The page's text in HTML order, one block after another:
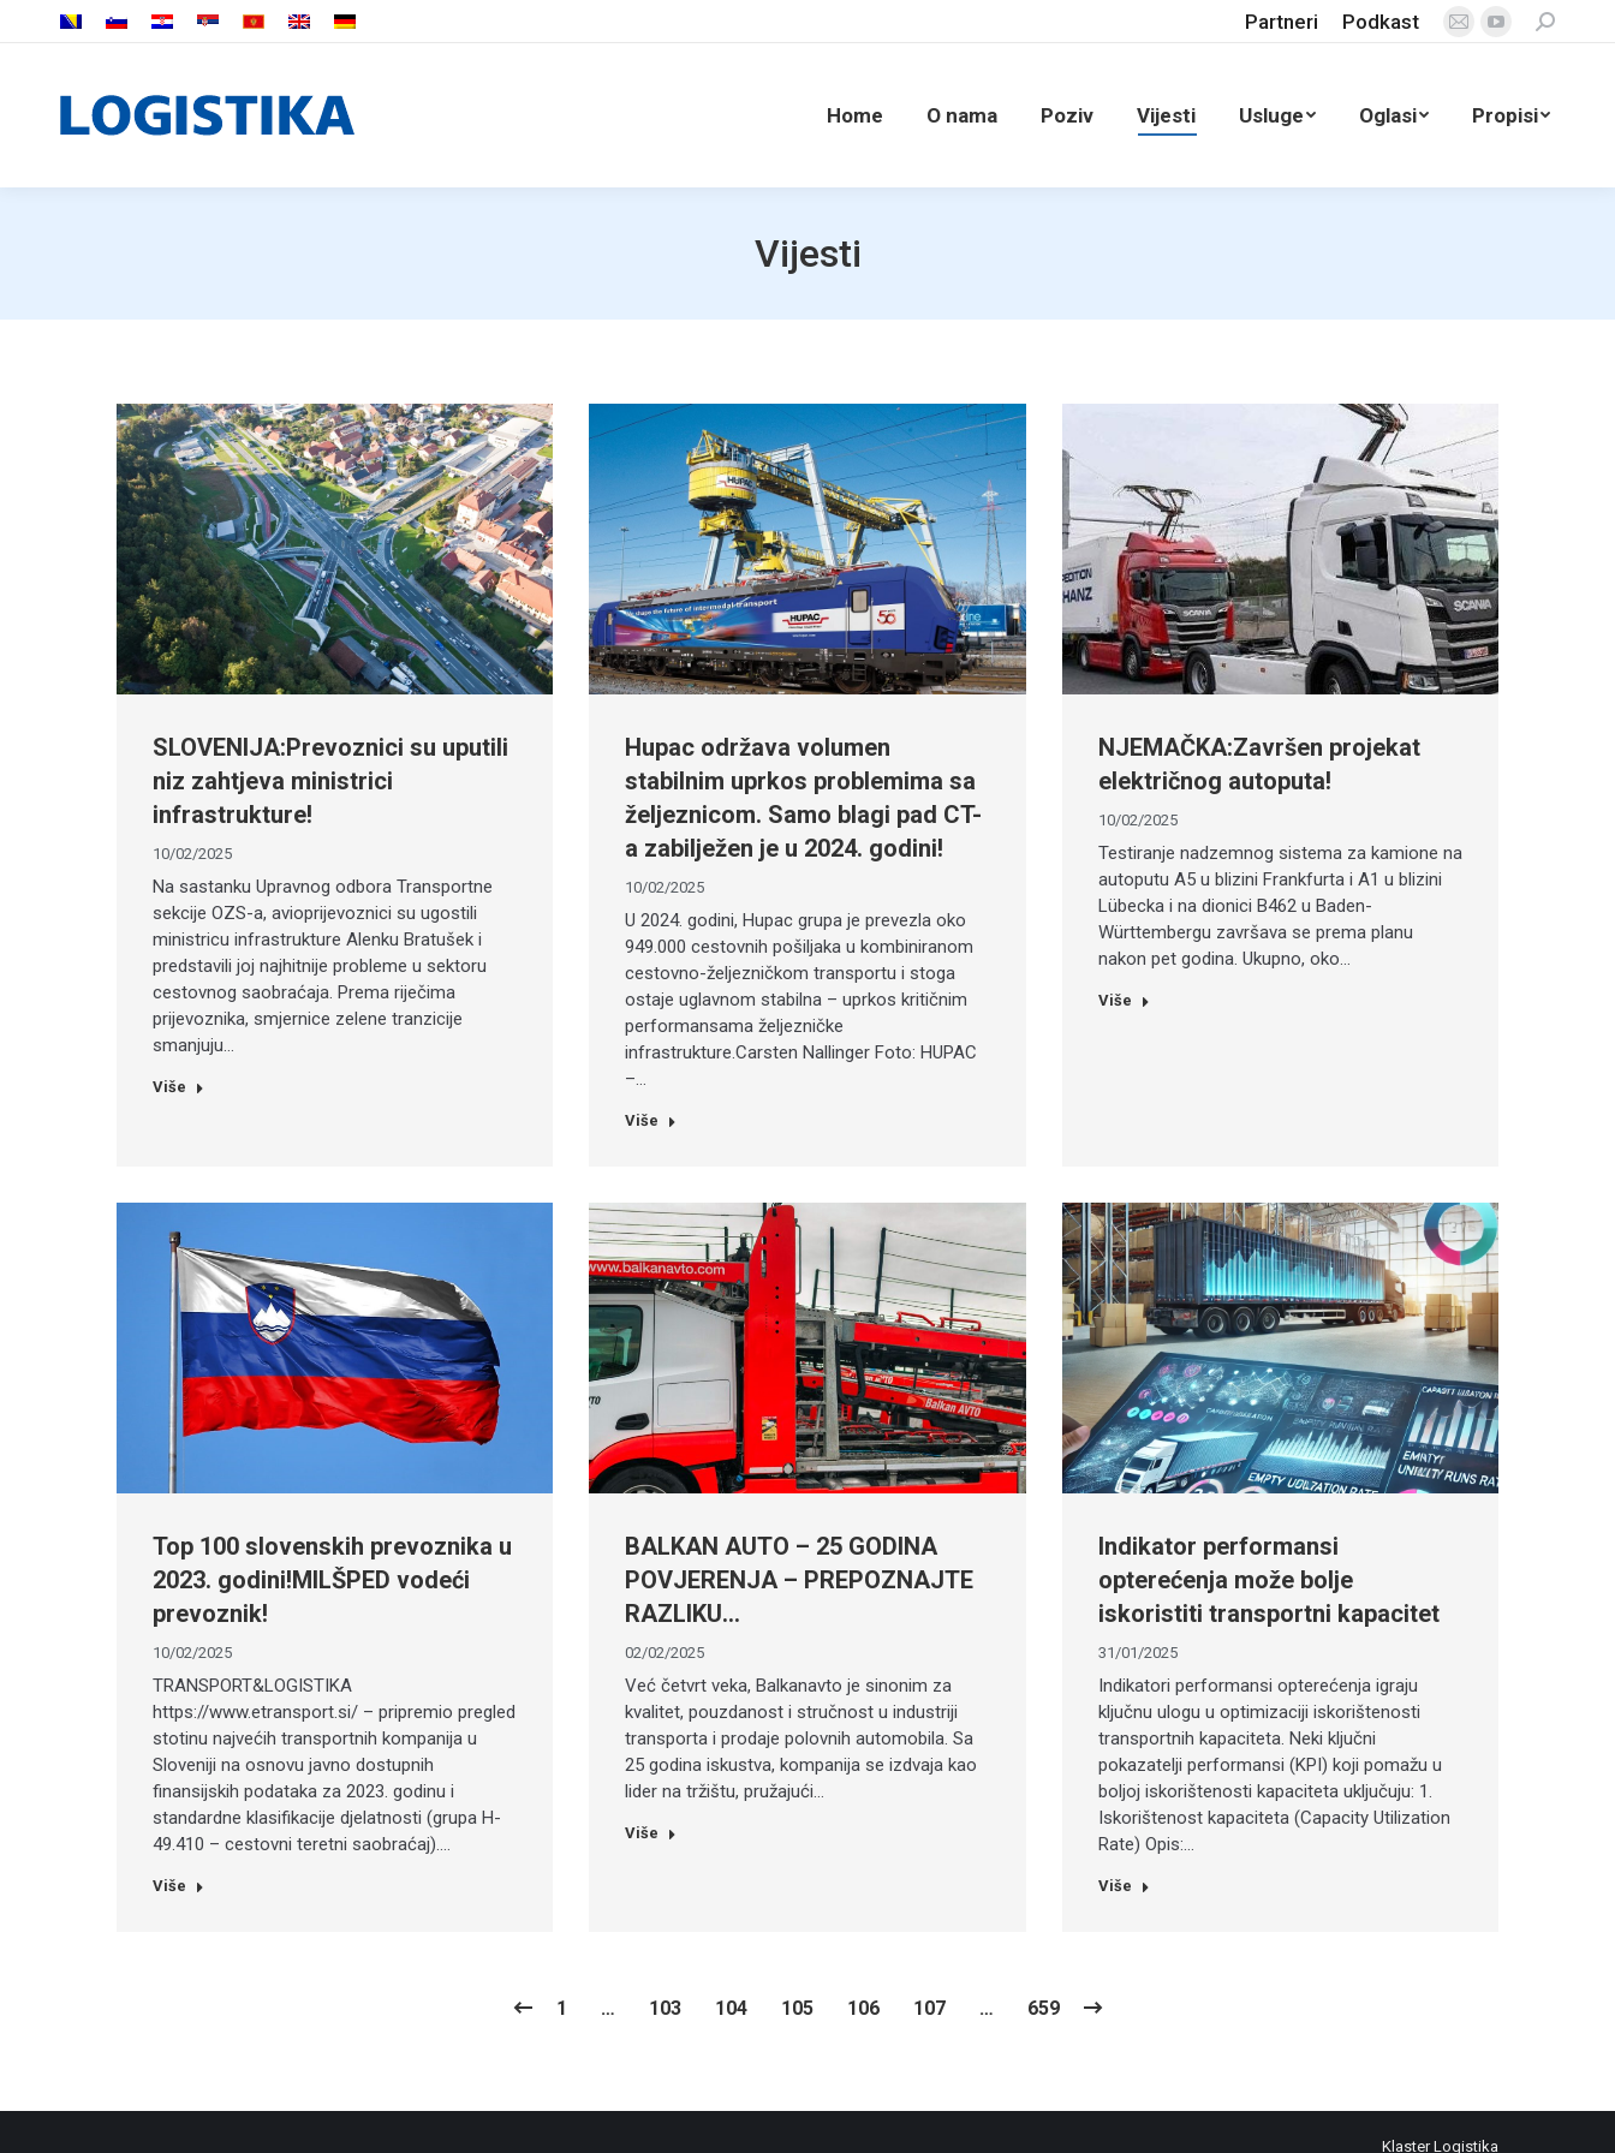
Partneri Podkast
Mail
window
YouTube
in
window
Search:
Home O nama Poziv Vijesti Usluge Oglasi Propisi
Vijesti
SLOVENIJA:Prevoznici su uputili
niz zahtjeva ministrici
infrastrukture!
10/02/2025
Na sastanku Upravnog odbora Transportne
sekcije OZS-a, avioprijevoznici su ugostili
ministricu infrastrukture Alenku Bratušek i
predstavili joj najhitnije probleme u sektoru
cestovnog saobraćaja. Prema riječima
prijevoznika, smjernice zelene tranzicije
smanjuju…
Više
Hupac održava volumen
stabilnim uprkos problemima sa
željeznicom. Samo blagi pad CT-
a zabilježen je u 2024. godini!
10/02/2025
U 2024. godini, Hupac grupa je prevezla oko
949.000 cestovnih pošiljaka u kombiniranom
cestovno-željezničkom transportu i stoga
ostaje uglavnom stabilna – uprkos kritičnim
performansama željezničke
infrastrukture.Carsten Nallinger Foto: HUPAC
–…
Više
NJEMAČKA:Završen projekat
električnog autoputa!
10/02/2025
Testiranje nadzemnog sistema za kamione na
autoputu A5 u blizini Frankfurta i A1 u blizini
Lübecka i na dionici B462 u Baden-
Württembergu završava se prema planu
nakon pet godina. Ukupno, oko…
Više
Top 100 slovenskih prevoznika u
2023. godini!MILŠPED vodeći
prevoznik!
10/02/2025
TRANSPORT&LOGISTIKA
https://www.etransport.si/ – pripremio pregled
stotinu najvećih transportnih kompanija u
Sloveniji na osnovu javno dostupnih
finansijskih podataka za 2023. godinu i
standardne klasifikacije djelatnosti (grupa H-
49.410 – cestovni teretni saobraćaj).…
Više
BALKAN AUTO – 25 GODINA
POVJERENJA – PREPOZNAJTE
RAZLIKU…
02/02/2025
Već četvrt veka, Balkanavto je sinonim za
kvalitet, pouzdanost i stručnost u industriji
transporta i prodaje polovnih automobila. Sa
25 godina iskustva, kompanija se izdvaja kao
lider na tržištu, pružajući…
Više
Indikator performansi
opterećenja može bolje
iskoristiti transportni kapacitet
31/01/2025
Indikatori performansi opterećenja igraju
ključnu ulogu u optimizaciji iskorištenosti
transportnih kapaciteta. Neki ključni
pokazatelji performansi (KPI) koji pomažu u
boljoj iskorištenosti kapaciteta uključuju: 1.
Iskorištenost kapaciteta (Capacity Utilization
Rate) Opis:…
Više
1 … 103 104 105 106 107 … 659
Klaster Logistika